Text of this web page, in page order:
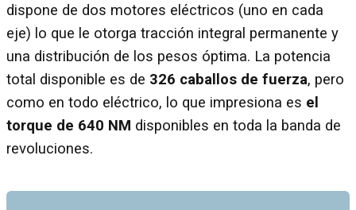
dispone de dos motores eléctricos (uno en cada
eje) lo que le otorga tracción integral permanente y
una distribución de los pesos óptima. La potencia
total disponible es de 326 caballos de fuerza, pero
como en todo eléctrico, lo que impresiona es el
torque de 640 NM disponibles en toda la banda de
revoluciones.